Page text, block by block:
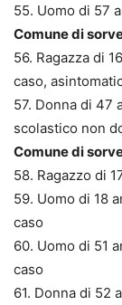
55. Uomo di 57
Comune di
56. Ragazza di
caso,
57. Donna di 47
scolastico non
Comune di
58. Ragazzo di
59. Uomo di 18
caso
60. Uomo di 51
caso
61. Donna di 52